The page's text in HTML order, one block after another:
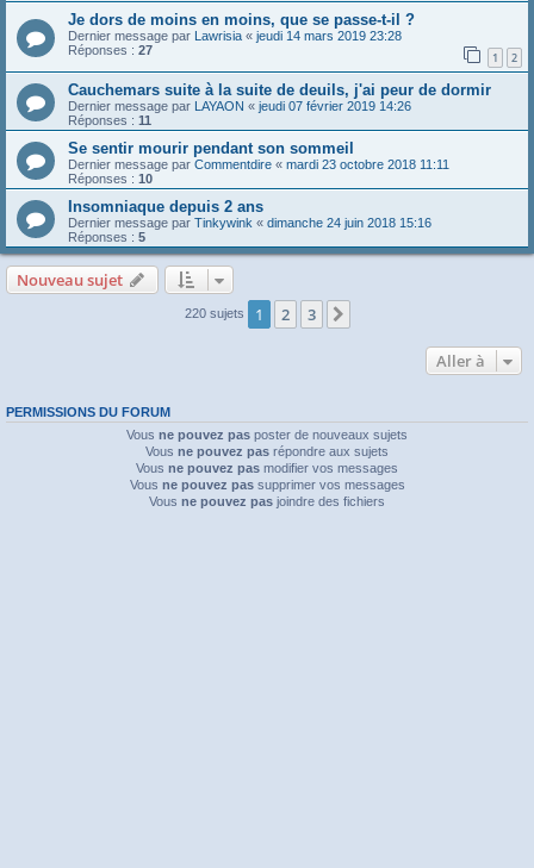
Je dors de moins en moins, que se passe-t-il ?
Dernier message par Lawrisia « jeudi 14 mars 2019 23:28
Réponses : 27 1 2
Cauchemars suite à la suite de deuils, j'ai peur de dormir
Dernier message par LAYAON « jeudi 07 février 2019 14:26
Réponses : 11
Se sentir mourir pendant son sommeil
Dernier message par Commentdire « mardi 23 octobre 2018 11:11
Réponses : 10
Insomniaque depuis 2 ans
Dernier message par Tinkywink « dimanche 24 juin 2018 15:16
Réponses : 5
Nouveau sujet
220 sujets 1 2 3
Aller à
PERMISSIONS DU FORUM
Vous ne pouvez pas poster de nouveaux sujets
Vous ne pouvez pas répondre aux sujets
Vous ne pouvez pas modifier vos messages
Vous ne pouvez passupprimer vos messages
Vous ne pouvez pas joindre des fichiers